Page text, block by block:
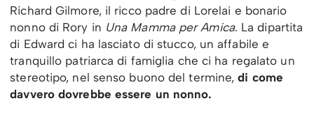
Richard Gilmore, il ricco padre di Lorelai e bonario
nonno di Rory in Una Mamma per Amica. La dipartita
di Edward ci ha lasciato di stucco, un affabile e
tranquillo patriarca di famiglia che ci ha regalato un
stereotipo, nel senso buono del termine,di come
davvero dovrebbe essere un nonno.